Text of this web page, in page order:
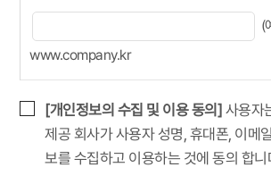
(
www.company.kr
[개인정보의 수집 및 이용 동의] 사용자
제공 회사가 사용자 성명, 휴대폰, 이메
보를 수집하고 이용하는 것에 동의 합니